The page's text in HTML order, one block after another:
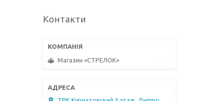
Контакти
Магазин «СТРЕЛОК»